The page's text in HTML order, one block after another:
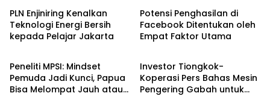
PLN Enjiniring Kenalkan
Teknologi Energi Bersih
kepada Pelajar Jakarta
Potensi Penghasilan di
Facebook Ditentukan oleh
Empat Faktor Utama
Berita
Peneliti MPSI: Mindset
Pemuda Jadi Kunci, Papua
Bisa Melompat Jauh atau
Berita
Investor Tiongkok-
Koperasi Pers Bahas Mesin
Pengering Gabah untuk